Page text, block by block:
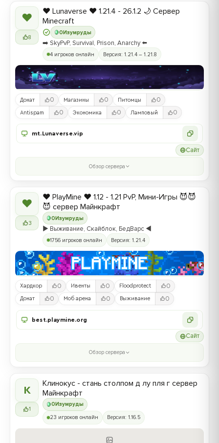
❤
8
0Изумруды
❤️ Lunaverse ❤️ 1.21.4 - 26.1.2 🌙 Сервер
Minecraft
➡️ SkyPvP, Survival, Prison, Anarchy ⬅️
4 игроков онлайн Версия: 1.21.4 – 1.21.8
Донат 0 Магазины 0 Питомцы 0
Antispam 0 Экономика 0 Ламповый 0
mt.Lunaverse.vip
Сайт
Обзор сервера
❤
3
0Изумруды
❤️ PlayMine ❤️ 1.12 - 1.21 PvP, Мини-Игры 😈😈
😈 сервер Майнкрафт
▶️ Выживание, Скайблок, БедВарс ◀️
1756 игроков онлайн Версия: 1.21.4
Хардкор 0 Ивенты 0 Floodprotect 0
Донат 0 Моб арена 0 Выживание 0
best.playmine.org
Сайт
Обзор сервера
К
1
0 Изумруды
Клинокус - стань столпом д лу пля г сервер
Майнкрафт
23 игроков онлайн Версия: 1.16.5